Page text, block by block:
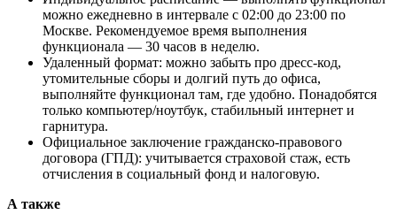
можно ежедневно в интервале c 02:00 до 23:00 по
Москве. Рекомендуемое время выполнения
функционала — 30 часов в неделю.
Удаленный формат: можно забыть про дресс-код,
утомительные сборы и долгий путь до офиса,
выполняйте функционал там, где удобно. Понадобятся
только компьютер/ноутбук, стабильный интернет и
гарнитура.
Официальное заключение гражданско-правового
договора (ГПД): учитывается страховой стаж, есть
отчисления в социальный фонд и налоговую.
А также